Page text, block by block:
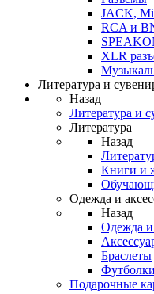
JACK,
RCA и
XLR
Литература и
Назад
Литература и
Литература
Назад
Книги и
Одежда и
Назад
Одежда и
Браслеты
Подарочные